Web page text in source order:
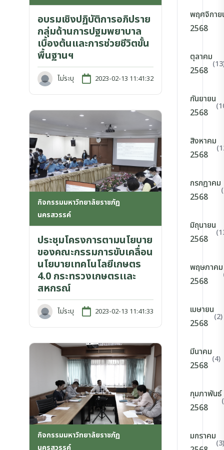
อบรมเชิงปฏิบัติการอภิปราย
กลุ่มด้านการปฐมพยาบาล
เบื้องต้นและการช่วยชีวิตขั้น
พื้นฐานฯ
ไม่ระบุ 2023-02-13 11:41:32
กิจกรรมมหาวิทยาลัยราชภัฏ
นครสวรรค์
ประชุมโครงการตามนโยบาย
ของคณะกรรมการขับเคลื่อน
นโยบายเทคโนโลยีเกษตร
4.0 กระทรวงเกษตรเเละ
สหกรณ์
ไม่ระบุ 2023-02-13 11:41:33
กิจกรรมมหาวิทยาลัยราชภัฏ
นครสวรรค์
พฤศจิกาย
2568
ตุลาคม
2568
กันยายน
2568
สิงหาคม
2568
กรกฎาคม
2568
มิถุนายน
2568
พฤษภาคม
2568
เมษายน
2568
(2)
มีนาคม
2568
(4)
กุมภาพันธ์
2568
มกราคม
(3)